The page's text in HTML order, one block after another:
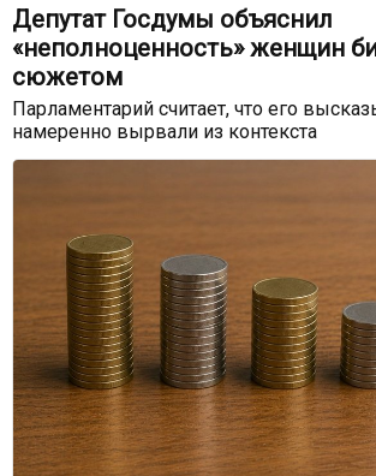
Депутат Госдумы объяснил
«неполноценность» женщин
сюжетом
Парламентарий считает, что его
намеренно вырвали из контекста